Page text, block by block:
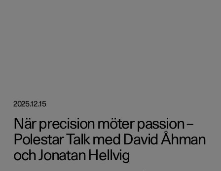
2025.12.15
När precision möter passion –
Polestar Talk med David Åhman
och Jonatan Hellvig